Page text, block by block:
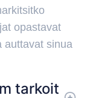
opastavat
auttavat sinua
tarkoit